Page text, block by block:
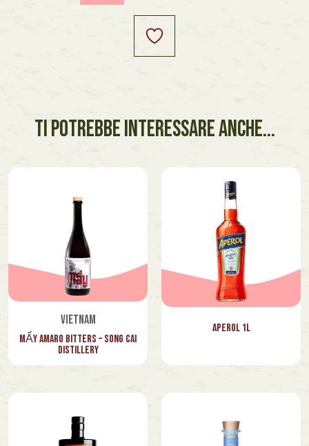
TI POTREBBE INTERESSARE ANCHE...
Vietnam
MẨY Amaro Bitters – Song Cai
Distillery
Aperol 1l